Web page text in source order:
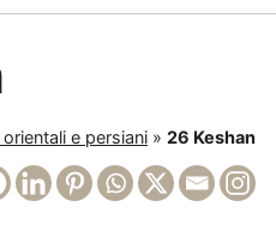
e persiani » 26 Keshan